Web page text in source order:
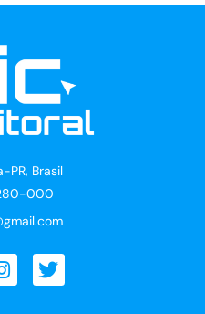
PR, Brasil
000